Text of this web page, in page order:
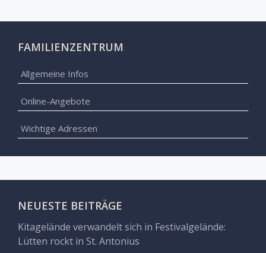
FAMILIENZENTRUM
Allgemeine Infos
Online-Angebote
Wichtige Adressen
NEUESTE BEITRÄGE
Kitagelände verwandelt sich in Festivalgelände:
Lütten rockt in St. Antonius